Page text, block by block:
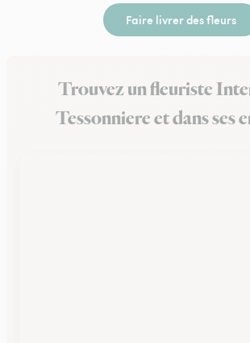
Faire livrer des fleurs
Trouvez un fleuriste
Tessonniere et dans ses